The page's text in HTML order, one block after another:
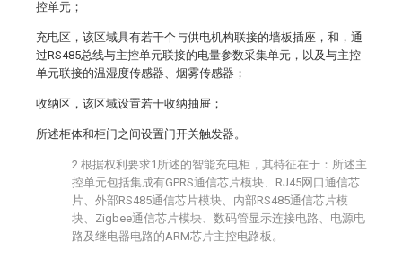
控单元；
充电区，该区域具有若干个与供电机构联接的墙板插座，和，通
过RS485总线与主控单元联接的电量参数采集单元，以及与主控
单元联接的温湿度传感器、烟雾传感器；
收纳区，该区域设置若干收纳抽屉；
所述柜体和柜门之间设置门开关触发器。
2.根据权利要求1所述的智能充电柜，其特征在于：所述主
控单元包括集成有GPRS通信芯片模块、RJ45网口通信芯
片、外部RS485通信芯片模块、内部RS485通信芯片模
块、Zigbee通信芯片模块、数码管显示连接电路、电源电
路及继电器电路的ARM芯片主控电路板。